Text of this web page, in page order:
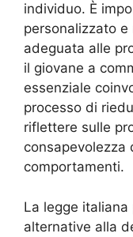
individuo. È
personalizzato
adeguata alle
il giovane a
essenziale
processo di
riflettere sulle
consapevolezza
comportamenti.
La legge
alternative alla